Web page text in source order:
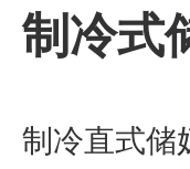
制冷式
制冷直式储